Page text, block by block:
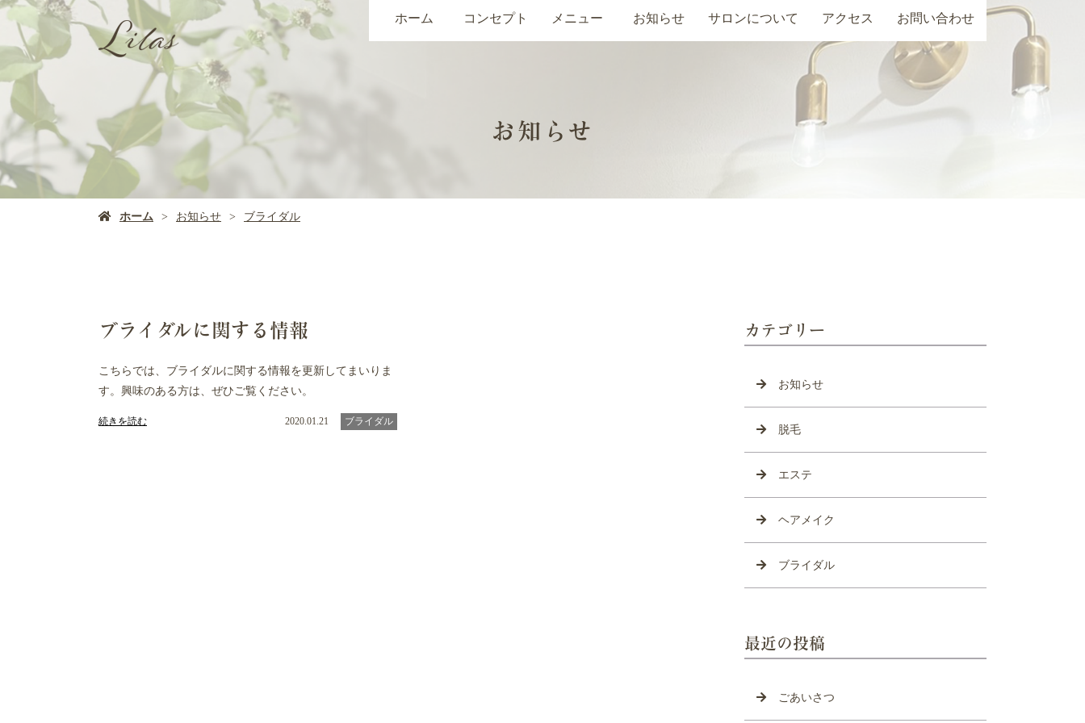
ホーム コンセプト メニュー お知らせ サロンについて アクセス お問い合わせ
お知らせ
ホーム お知らせ ブライダル
ブライダルに関する情報
こちらでは、ブライダルに関する情報を更新してまいりま
す。興味のある方は、ぜひご覧ください。
続きを読む 2020.01.21 ブライダル
カテゴリー
お知らせ
脱毛
エステ
ヘアメイク
ブライダル
最近の投稿
ごあいさつ